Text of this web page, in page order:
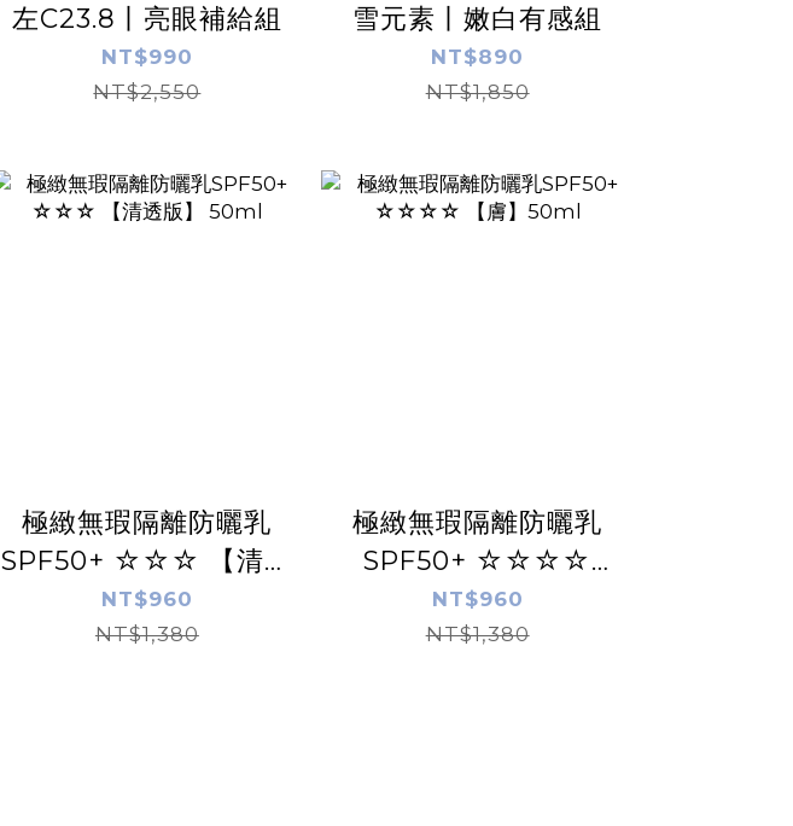
左C23.8丨亮眼補給組
NT$990
NT$2,550
雪元素丨嫩白有感組
NT$890
NT$1,850
極緻無瑕隔離防曬乳
SPF50+ ☆☆☆ 【清透
版】 50ml
NT$960
NT$1,380
極緻無瑕隔離防曬乳
SPF50+ ☆☆☆☆
【膚】50ml
NT$960
NT$1,380